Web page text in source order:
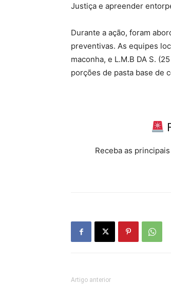
Justiça e apreender
Durante a ação, foram
preventivas. As equipes
maconha, e L.M.B DA S.
porções de pasta base de
Receba as
Artigo anterior